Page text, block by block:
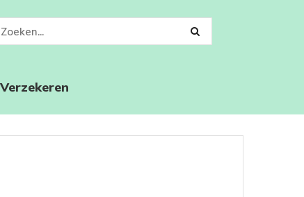
Verzekeren